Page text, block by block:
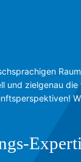
und zielgenau die